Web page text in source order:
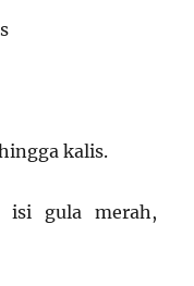
kalis.
isi gula merah,